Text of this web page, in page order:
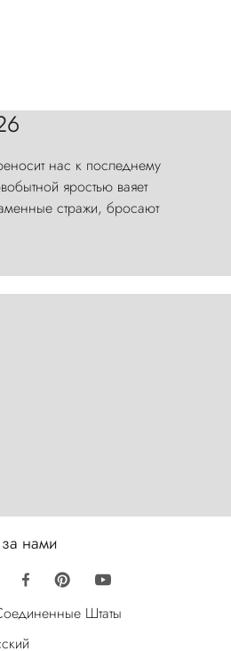
нас к последнему
яростью ваяет
стражи, бросают
нами
Штаты